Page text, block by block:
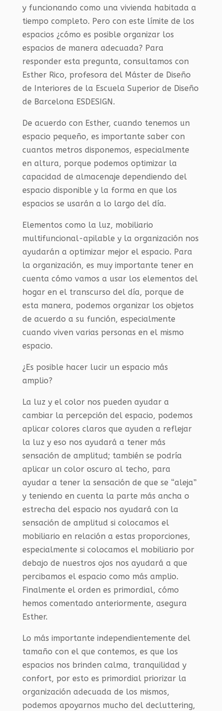
y funcionando como una vivienda habitada a
tiempo completo. Pero con este límite de los
espacios ¿cómo es posible organizar los
espacios de manera adecuada? Para
responder esta pregunta, consultamos con
Esther Rico, profesora del Máster de Diseño
de Interiores de la Escuela Superior de Diseño
de Barcelona ESDESIGN.
De acuerdo con Esther, cuando tenemos un
espacio pequeño, es importante saber con
cuantos metros disponemos, especialmente
en altura, porque podemos optimizar la
capacidad de almacenaje dependiendo del
espacio disponible y la forma en que los
espacios se usarán a lo largo del día.
Elementos como la luz, mobiliario
multifuncional-apilable y la organización nos
ayudarán a optimizar mejor el espacio. Para
la organización, es muy importante tener en
cuenta cómo vamos a usar los elementos del
hogar en el transcurso del día, porque de
esta manera, podemos organizar los objetos
de acuerdo a su función, especialmente
cuando viven varias personas en el mismo
espacio.
¿Es posible hacer lucir un espacio más
amplio?
La luz y el color nos pueden ayudar a
cambiar la percepción del espacio, podemos
aplicar colores claros que ayuden a reflejar
la luz y eso nos ayudará a tener más
sensación de amplitud; también se podría
aplicar un color oscuro al techo, para
ayudar a tener la sensación de que se “aleja”
y teniendo en cuenta la parte más ancha o
estrecha del espacio nos ayudará con la
sensación de amplitud si colocamos el
mobiliario en relación a estas proporciones,
especialmente si colocamos el mobiliario por
debajo de nuestros ojos nos ayudará a que
percibamos el espacio como más amplio.
Finalmente el orden es primordial, cómo
hemos comentado anteriormente, asegura
Esther.
Lo más importante independientemente del
tamaño con el que contemos, es que los
espacios nos brinden calma, tranquilidad y
confort, por esto es primordial priorizar la
organización adecuada de los mismos,
podemos apoyarnos mucho del decluttering,